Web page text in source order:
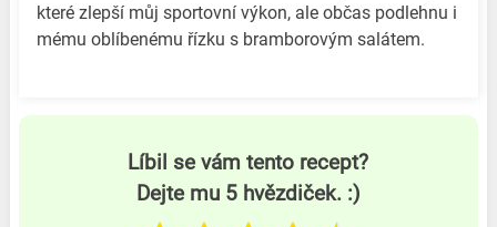
které zlepší můj sportovní výkon, ale občas podlehnu i
mému oblíbenému řízku s bramborovým salátem.
Líbil se vám tento recept?
Dejte mu 5 hvězdiček. :)